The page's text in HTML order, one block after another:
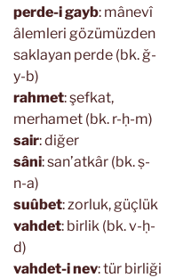
perde-i gayb: mânevî
âlemleri gözümüzden
saklayan perde (bk. ğ-
y-b)
rahmet: şefkat,
merhamet (bk. r-ḥ-m)
sair: diğer
sâni: san’atkâr (bk. ṣ-
n-a)
suûbet: zorluk, güçlük
vahdet: birlik (bk. v-ḥ-
d)
vahdet-i nev: tür birliği